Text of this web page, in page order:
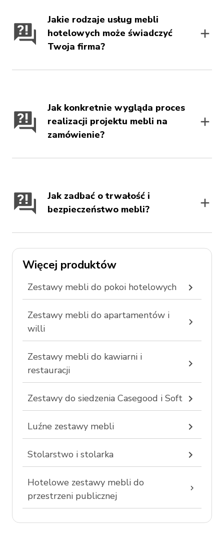
Jakie rodzaje usług mebli
hotelowych może świadczyć
Twoja firma?
Jak konkretnie wygląda proces
realizacji projektu mebli na
zamówienie?
Jak zadbać o trwałość i
bezpieczeństwo mebli?
Więcej produktów
Zestawy mebli do pokoi hotelowych
Zestawy mebli do apartamentów i
willi
Zestawy mebli do kawiarni i
restauracji
Zestawy do siedzenia Casegood i Soft
Luźne zestawy mebli
Stolarstwo i stolarka
Hotelowe zestawy mebli do
przestrzeni publicznej